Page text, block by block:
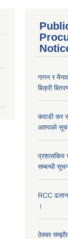
गागन र
बिक्री
कवाडी कर
आश्यको
प्रशासकिय
सम्बन्धी
RCC
।
ठेक्का